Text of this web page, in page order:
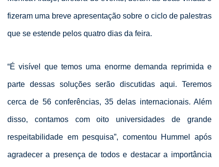
fizeram uma breve apresentação sobre o ciclo de palestras
que se estende pelos quatro dias da feira.
“É visível que temos uma enorme demanda reprimida e
parte dessas soluções serão discutidas aqui. Teremos
cerca de 56 conferências, 35 delas internacionais. Além
disso, contamos com oito universidades de grande
respeitabilidade em pesquisa”, comentou Hummel após
agradecer a presença de todos e destacar a importância